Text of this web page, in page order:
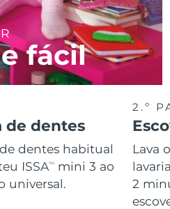
fácil
de dentes
dentes habitual
ISSATM
mini 3 ao
universal.
2.º
Lava
2